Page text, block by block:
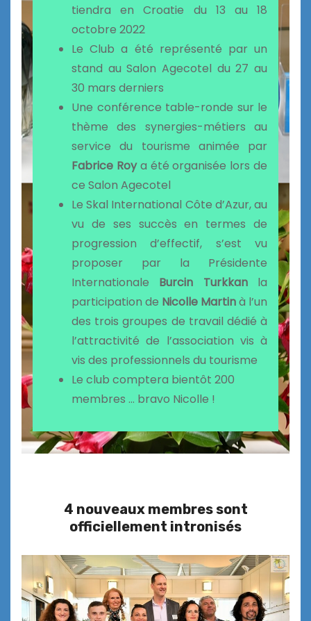
tiendra en Croatie du 13 au 18
octobre 2022
Le Club a été représenté par un
stand au Salon Agecotel du 27 au
30 mars derniers
Une conférence table-ronde sur le
thème des synergies-métiers au
service du tourisme animée par
Fabrice Roya été organisée lors de
ce Salon Agecotel
Le Skal International Côte d’Azur, au
vu de ses succès en termes de
progression d’effectif, s’est vu
proposer par la Présidente
Internationale Burcin Turkkanla
participation de Nicolle Martinà l’un
des trois groupes de travail dédié à
l’attractivité de l’association vis à
vis des professionnels du tourisme
Le club comptera bientôt 200
membres … bravo Nicolle !
4 nouveaux membres sont
officiellement intronisés